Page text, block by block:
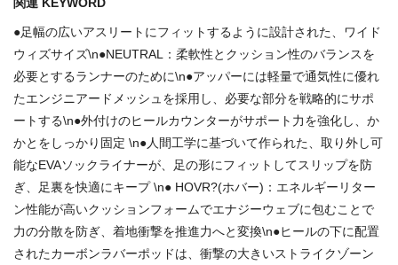
●足幅の広いアスリートにフィットするように設計された、ワイド
ウィズサイズ\n●NEUTRAL：柔軟性とクッション性のバランスを
必要とするランナーのために\n●アッパーには軽量で通気性に優れ
たエンジニアードメッシュを採用し、必要な部分を戦略的にサポ
ートする\n●外付けのヒールカウンターがサポート力を強化し、か
かとをしっかり固定 \n●人間工学に基づいて作られた、取り外し可
能なEVAソックライナーが、足の形にフィットしてスリップを防
ぎ、足裏を快適にキープ \n● HOVR?(ホバー)：エネルギーリター
ン性能が高いクッションフォームでエナジーウェブに包むことで
力の分散を防ぎ、着地衝撃を推進力へと変換\n●ヒールの下に配置
されたカーボンラバーポッドは、衝撃の大きいストライクゾーン